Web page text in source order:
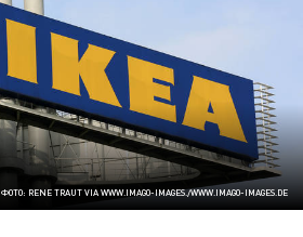
ФОТО: RENE TRAUT VIA WWW.IMAGO-IMAGES./WWW.IMAGO-IMAGES.DE